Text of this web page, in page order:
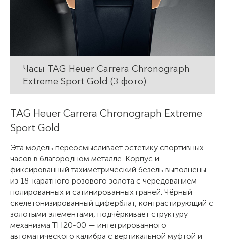
Часы TAG Heuer Carrera Chronograph
Extreme Sport Gold (3 фото)
TAG Heuer Carrera Chronograph Extreme
Sport Gold
Эта модель переосмысливает эстетику спортивных
часов в благородном металле. Корпус и
фиксированный тахиметрический безель выполнены
из 18-каратного розового золота с чередованием
полированных и сатинированных граней. Чёрный
скелетонизированный циферблат, контрастирующий с
золотыми элементами, подчёркивает структуру
механизма TH20-00 — интегрированного
автоматического калибра с вертикальной муфтой и